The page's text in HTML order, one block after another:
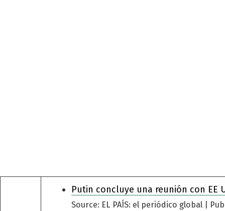
Putin concluye una reunión con EE
Source: EL PAÍS: el periódico global